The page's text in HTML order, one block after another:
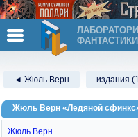
ФАНТАСТИКИ
◄ Жюль Верн издания
Жюль Верн «Ледяной
Жюль Верн